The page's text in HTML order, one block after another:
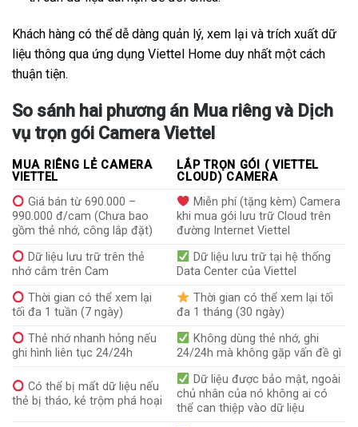
Khách hàng có thể dễ dàng quản lý, xem lại và trích xuất dữ
liệu thông qua ứng dụng Viettel Home duy nhất một cách
thuận tiện.
So sánh hai phương án Mua riêng và Dịch
vụ trọn gói Camera Viettel
MUA RIÊNG LẺ CAMERA
VIETTEL
LẮP TRỌN GÓI ( VIETTEL
CLOUD) CAMERA
Giá bán từ 690.000 –
990.000 đ/cam (Chưa bao
gồm thẻ nhớ, công lắp đặt)
Miễn phí (tặng kèm) Camera
khi mua gói lưu trữ Cloud trên
đường Internet Viettel
Dữ liệu lưu trữ trên thẻ
nhớ cắm trên Cam
Dữ liệu lưu trữ tại hệ thống
Data Center của Viettel
Thời gian có thể xem lại
tối đa 1 tuần (7 ngày)
Thời gian có thể xem lại tối
đa 1 tháng (30 ngày)
Thẻ nhớ nhanh hỏng nếu
ghi hình liên tục 24/24h
Không dùng thẻ nhớ, ghi
24/24h mà không gặp vấn đề gì
Có thể bị mất dữ liệu nếu
thẻ bị tháo, kẻ trộm phá hoại
Dữ liệu được bảo mật, ngoài
chủ nhân của nó không ai có
thể can thiệp vào dữ liệu